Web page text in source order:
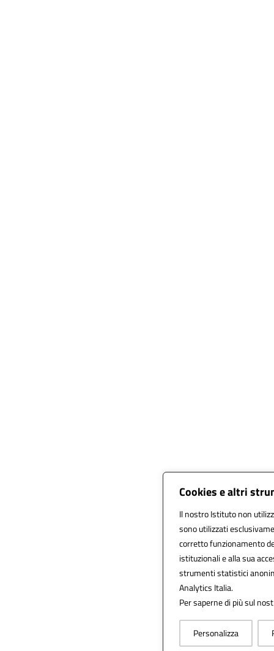
Cookies e altri
Il nostro Istituto non
sono utilizzati
corretto funzionamento
istituzionali e alla sua
strumenti statistici
Analytics Italia.
Per saperne di più sul
Personalizza